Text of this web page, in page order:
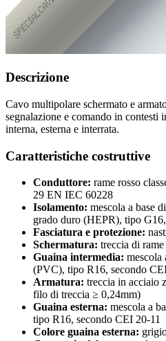
Descrizione
Cavo multipolare schermato e
segnalazione e comando in contesti
interna, esterna e interrata.
Caratteristiche costruttive
Conduttore: rame rosso
29 EN IEC 60228
Isolamento: mescola a base
grado duro (HEPR), tipo
Fasciatura e protezione:
Schermatura: treccia di rame
Guaina intermedia:
(PVC), tipo R16, secondo
Armatura: treccia in acciaio
filo di treccia ≥ 0,24mm)
Guaina esterna: mescola a
tipo R16, secondo CEI 20-11
Colore guaina esterna: